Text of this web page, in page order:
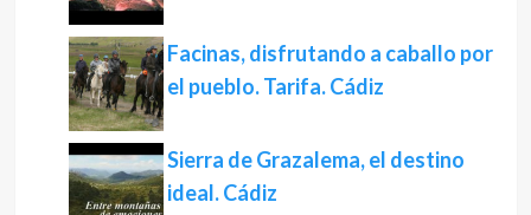
Facinas, disfrutando a caballo por
el pueblo. Tarifa. Cádiz
Sierra de Grazalema, el destino
ideal. Cádiz